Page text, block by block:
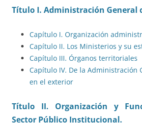
Título I. Administración General
Capítulo I. Organización
Capítulo II. Los Ministerios y su
Capítulo III. Órganos territoriales
Capítulo IV. De la Administración
en el exterior
Título II. Organización y
Sector Público Institucional.